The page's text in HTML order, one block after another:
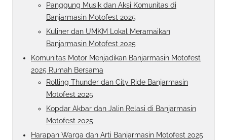
Panggung Musik dan Aksi Komunitas di
Banjarmasin Motofest 2025
Kuliner dan UMKM Lokal Meramaikan
Banjarmasin Motofest 2025
Komunitas Motor Menjadikan Banjarmasin Motofest
2025 Rumah Bersama
Rolling Thunder dan City Ride Banjarmasin
Motofest 2025
Kopdar Akbar dan Jalin Relasi di Banjarmasin
Motofest 2025
Harapan Warga dan Arti Banjarmasin Motofest 2025